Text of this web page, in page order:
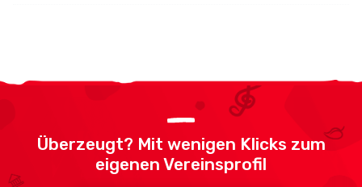
Überzeugt? Mit wenigen Klicks zum
eigenen Vereinsprofil